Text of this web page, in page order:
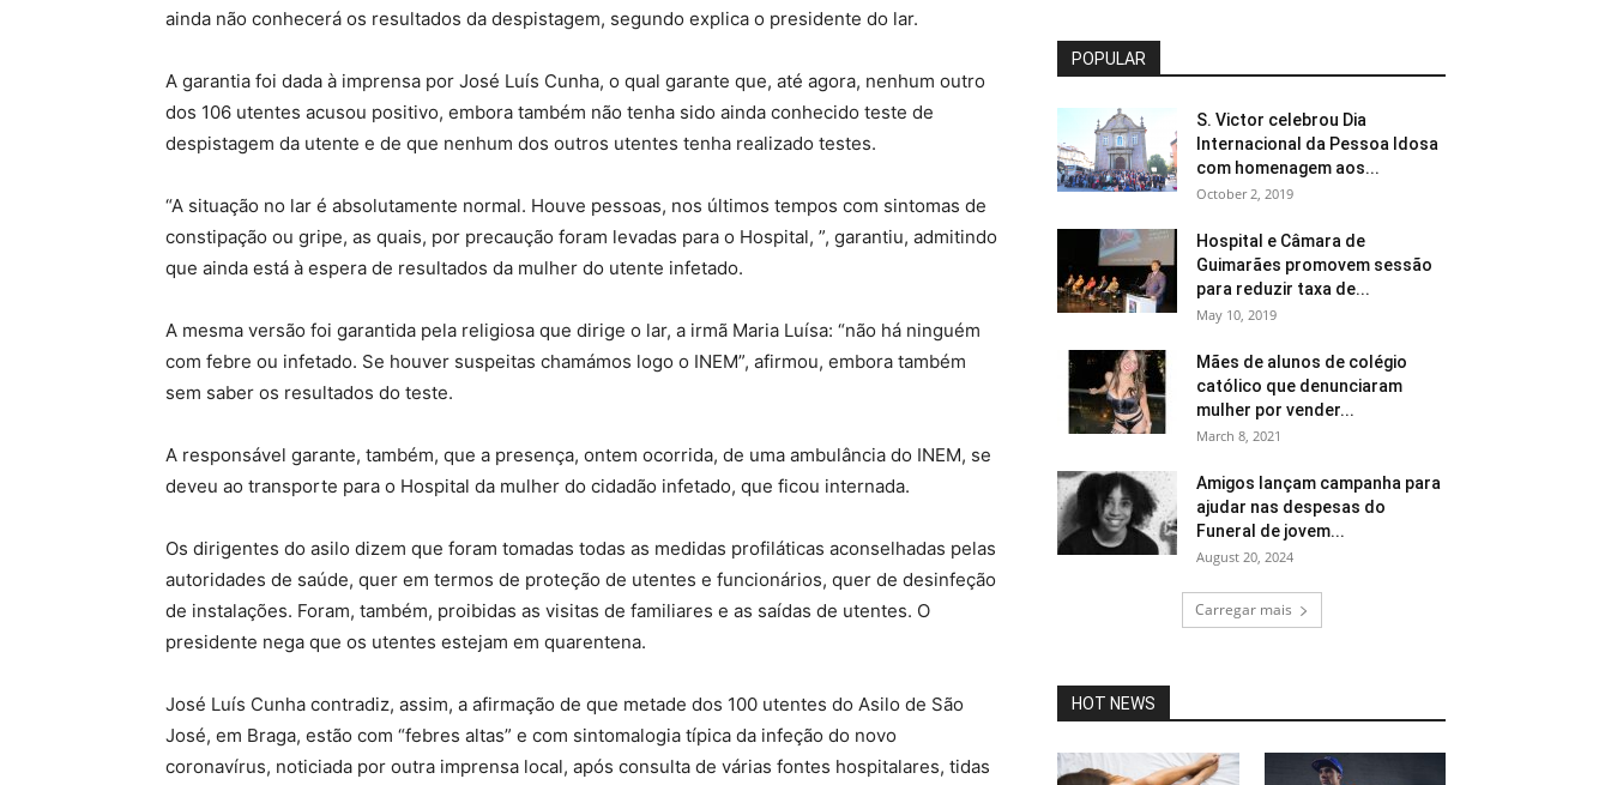
ainda não conhecerá os resultados da despistagem, segundo explica o presidente do lar.
A garantia foi dada à imprensa por José Luís Cunha, o qual garante que, até agora, nenhum outro
dos 106 utentes acusou positivo, embora também não tenha sido ainda conhecido teste de
despistagem da utente e de que nenhum dos outros utentes tenha realizado testes.
“A situação no lar é absolutamente normal. Houve pessoas, nos últimos tempos com sintomas de
constipação ou gripe, as quais, por precaução foram levadas para o Hospital, ”, garantiu, admitindo
que ainda está à espera de resultados da mulher do utente infetado.
A mesma versão foi garantida pela religiosa que dirige o lar, a irmã Maria Luísa: “não há ninguém
com febre ou infetado. Se houver suspeitas chamámos logo o INEM”, afirmou, embora também
sem saber os resultados do teste.
A responsável garante, também, que a presença, ontem ocorrida, de uma ambulância do INEM, se
deveu ao transporte para o Hospital da mulher do cidadão infetado, que ficou internada.
Os dirigentes do asilo dizem que foram tomadas todas as medidas profiláticas aconselhadas pelas
autoridades de saúde, quer em termos de proteção de utentes e funcionários, quer de desinfeção
de instalações. Foram, também, proibidas as visitas de familiares e as saídas de utentes. O
presidente nega que os utentes estejam em quarentena.
José Luís Cunha contradiz, assim, a afirmação de que metade dos 100 utentes do Asilo de São
José, em Braga, estão com “febres altas” e com sintomalogia típica da infeção do novo
coronavírus, noticiada por outra imprensa local, após consulta de várias fontes hospitalares, tidas
POPULAR
S. Victor celebrou Dia
Internacional da Pessoa Idosa
com homenagem aos...
October 2, 2019
Hospital e Câmara de
Guimarães promovem sessão
para reduzir taxa de...
May 10, 2019
Mães de alunos de colégio
católico que denunciaram
mulher por vender...
March 8, 2021
Amigos lançam campanha para
ajudar nas despesas do
Funeral de jovem...
August 20, 2024
Carregar mais
HOT NEWS